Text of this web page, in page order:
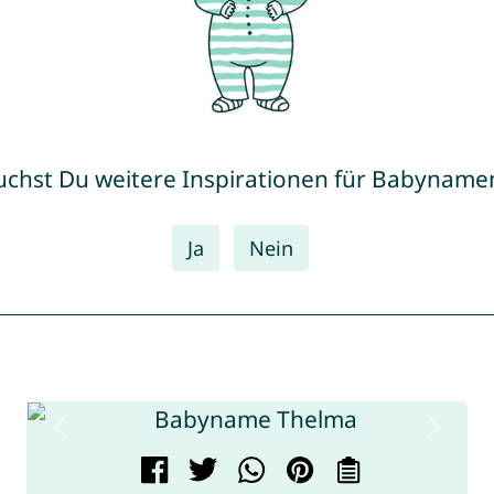
Du weitere Inspirationen für
Ja Nein